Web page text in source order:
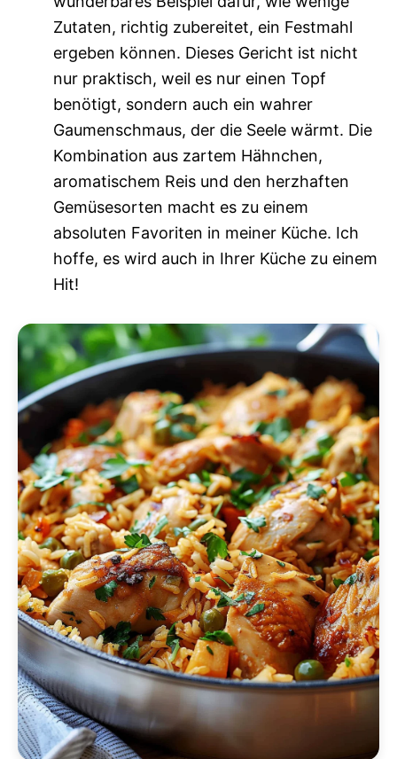
Zutaten, richtig zubereitet, ein Festmahl
ergeben können. Dieses Gericht ist nicht
nur praktisch, weil es nur einen Topf
benötigt, sondern auch ein wahrer
Gaumenschmaus, der die Seele wärmt. Die
Kombination aus zartem Hähnchen,
aromatischem Reis und den herzhaften
Gemüsesorten macht es zu einem
absoluten Favoriten in meiner Küche. Ich
hoffe, es wird auch in Ihrer Küche zu einem
Hit!